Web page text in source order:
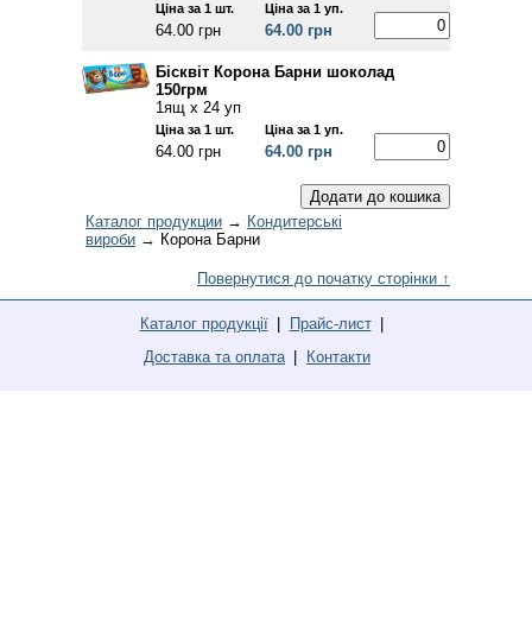
Ціна за 1 шт.
64.00 грн
Ціна за 1 уп.
64.00 грн
Бісквіт Корона Барни шоколад
150грм
1ящ х 24 уп
Ціна за 1 шт.
64.00 грн
Ціна за 1 уп.
64.00 грн
Каталог продукции → Кондитерські
вироби → Корона Барни
Повернутися до початку сторінки ↑
Каталог продукції
Прайс-лист
Доставка та оплата
Контакти